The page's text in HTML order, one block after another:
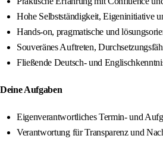
Hohe Selbstständigkeit, Eigeninitiative
Hands-on, pragmatische und
Souveränes Auftreten,
Fließende Deutsch- und
Deine Aufgaben
Eigenverantwortliches Termin- und
Verantwortung für Transparenz und